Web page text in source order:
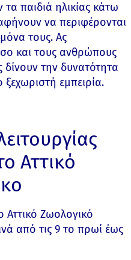
παιδιά ηλικίας κάτω
να περιφέρονται
τους. Ας
και τους ανθρώπους
δίνουν την δυνατότητα
εμπειρία.
Αττικό
Αττικό Ζωολογικό
από τις 9 το πρωί έως